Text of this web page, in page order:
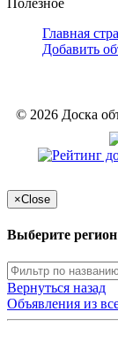
Главная
Добавить
© 2026 Доска
×Close
Выберите регион
Вернуться назад
Объявления из